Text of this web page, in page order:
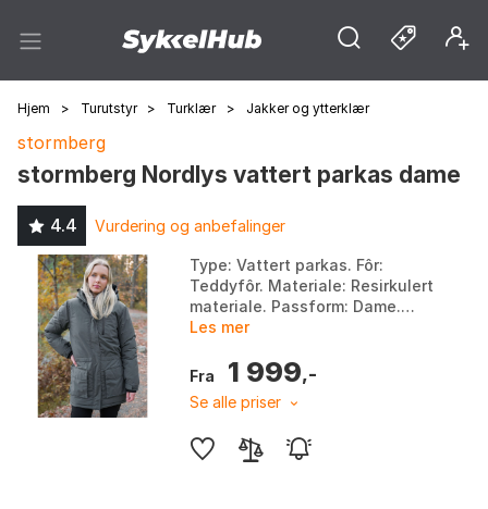
Hjem > Turutstyr > Turklær > Jakker og ytterklær
stormberg
stormberg Nordlys vattert parkas dame
4.4 Vurdering og anbefalinger
Type: Vattert parkas. Fôr:
Teddyfôr. Materiale: Resirkulert
materiale. Passform: Dame.
Farge: Farge 1, Farge 2.
XS, XXL.
Les mer
Fra 1 999,-
Se alle priser